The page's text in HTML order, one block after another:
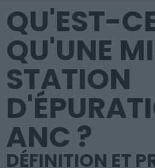
QU'EST-
QU'UNE
STATION
ANC ?
DÉFINITION ET